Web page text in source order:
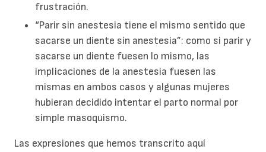
frustración.
“Parir sin anestesia tiene el mismo sentido que
sacarse un diente sin anestesia”: como si parir y
sacarse un diente fuesen lo mismo, las
implicaciones de la anestesia fuesen las
mismas en ambos casos y algunas mujeres
hubieran decidido intentar el parto normal por
simple masoquismo.
Las expresiones que hemos transcrito aquí